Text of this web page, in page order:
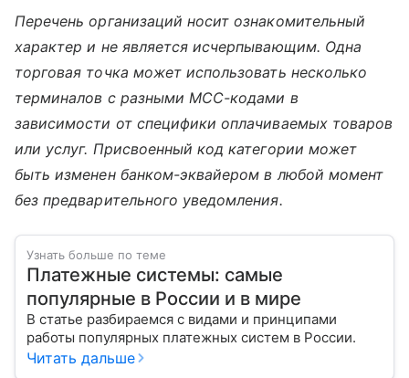
Перечень организаций носит ознакомительный
характер и не является исчерпывающим. Одна
торговая точка может использовать несколько
терминалов с разными MCC-кодами в
зависимости от специфики оплачиваемых товаров
или услуг. Присвоенный код категории может
быть изменен банком-эквайером в любой момент
без предварительного уведомления.
Узнать больше по теме
Платежные системы: самые
популярные в России и в мире
В статье разбираемся с видами и принципами
работы популярных платежных систем в России.
Читать дальше